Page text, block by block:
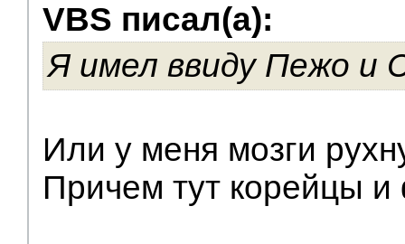
VBS писал(а):
Я имел ввиду Пежо и
Или у меня мозги
Причем тут корейцы
V.I.P.